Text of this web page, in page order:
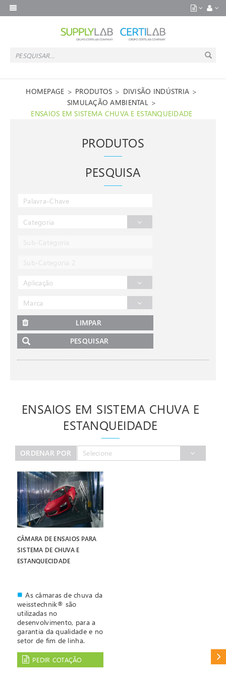
HOMEPAGE > PRODUTOS > DIVISÃO INDÚSTRIA >
SIMULAÇÃO AMBIENTAL >
ENSAIOS EM SISTEMA CHUVA E ESTANQUEIDADE
PRODUTOS
PESQUISA
Categoria
Aplicação
Marca
LIMPAR
PESQUISAR
ENSAIOS EM SISTEMA CHUVA E
ESTANQUEIDADE
ORDENAR POR Selecione
CÂMARA DE ENSAIOS PARA
SISTEMA DE CHUVA E
ESTANQUECIDADE
As câmaras de chuva da
weisstechnik® são
utilizadas no
desenvolvimento, para a
garantia da qualidade e no
setor de fim de linha.
quanto à estanqueidade,
sob condições
PEDIR COTAÇÃO